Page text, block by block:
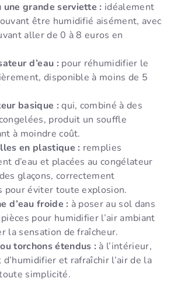
une grande serviette : idéalement
être humidifié aisément, avec
aller de 0 à 8 euros en
d’eau : pour réhumidifier le
disponible à moins de 5
basique : qui, combiné à des
produit un souffle
à moindre coût.
en plastique : remplies
d’eau et placées au congélateur
glaçons, correctement
pour éviter toute explosion.
d’eau froide : à poser au sol dans
pour humidifier l’air ambiant
la sensation de fraîcheur.
torchons étendus : à l’intérieur,
et rafraîchir l’air de la
simplicité.